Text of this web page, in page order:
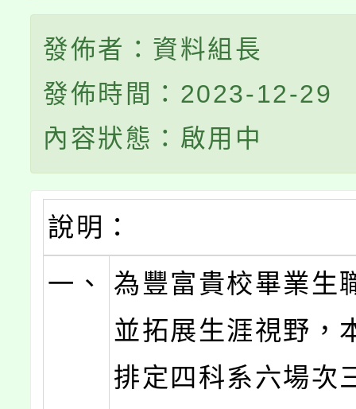
發佈者：資料組長
發佈時間：2023-12-29
內容狀態：啟用中
說明：
一、
為豐富貴校畢業生
並拓展生涯視野，
排定四科系六場次